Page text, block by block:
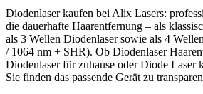
Diodenlaser kaufen bei Alix Lasers:
die dauerhafte Haarentfernung – als
als 3 Wellen Diodenlaser sowie als 4
/ 1064 nm + SHR). Ob Diodenlaser
Diodenlaser für zuhause oder Diode Laser
Sie finden das passende Gerät zu